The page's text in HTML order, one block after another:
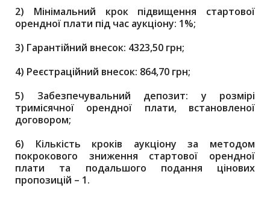
2) Мінімальний крок підвищення стартової
орендної плати під час аукціону: 1%;
3) Гарантійний внесок: 4323,50 грн;
4) Реєстраційний внесок: 864,70 грн;
5)
Забезпечувальний депозит: у розмірі
тримісячної орендної плати, встановленої
договором;
6)
Кількість кроків аукціону за методом
покрокового зниження стартової орендної
плати та подальшого подання цінових
пропозицій – 1.